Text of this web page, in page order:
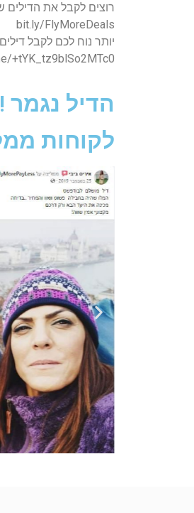
רוצים לקבל את הדילים שלנו
bit.ly/FlyMoreDeals
יותר נוח לכם לקבל
+tYK_tz9blSo2MTc0
הדיל נגמר !
לקוחות